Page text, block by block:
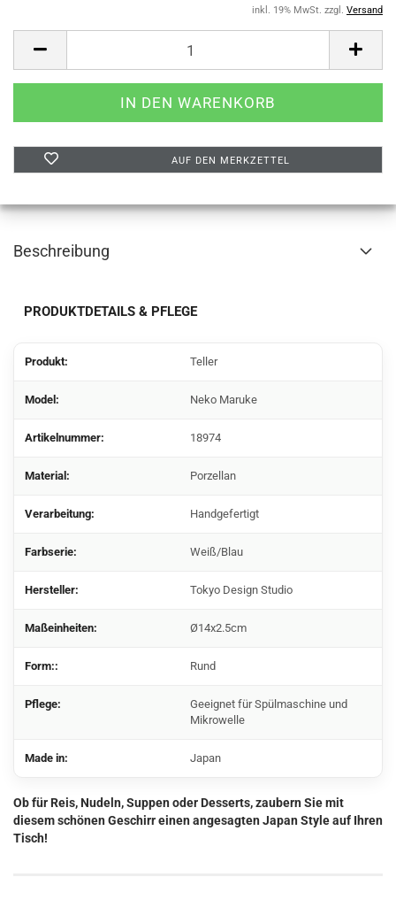
inkl. 19% MwSt. zzgl. Versand
AUF DEN MERKZETTEL
Beschreibung
PRODUKTDETAILS & PFLEGE
Produkt: Teller
Model: Neko Maruke
Artikelnummer: 18974
Material: Porzellan
Verarbeitung: Handgefertigt
Farbserie: Weiß/Blau
Hersteller: Tokyo Design Studio
Maßeinheiten: Ø14x2.5cm
Form:: Rund
Pflege:
Geeignet für Spülmaschine und
Mikrowelle
Made in: Japan
Ob für Reis, Nudeln, Suppen oder Desserts, zaubern Sie mit
diesem schönen Geschirr einen angesagten Japan Style auf Ihren
Tisch!